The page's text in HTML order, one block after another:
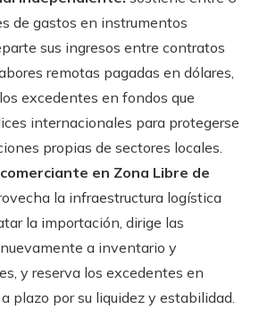
de gastos en instrumentos
sus ingresos entre contratos
remotas pagadas en dólares,
excedentes en fondos que
internacionales para protegerse
propias de sectores locales.
en Zona Libre de
la infraestructura logística
la importación, dirige las
a inventario y
y reserva los excedentes en
plazo por su liquidez y estabilidad.